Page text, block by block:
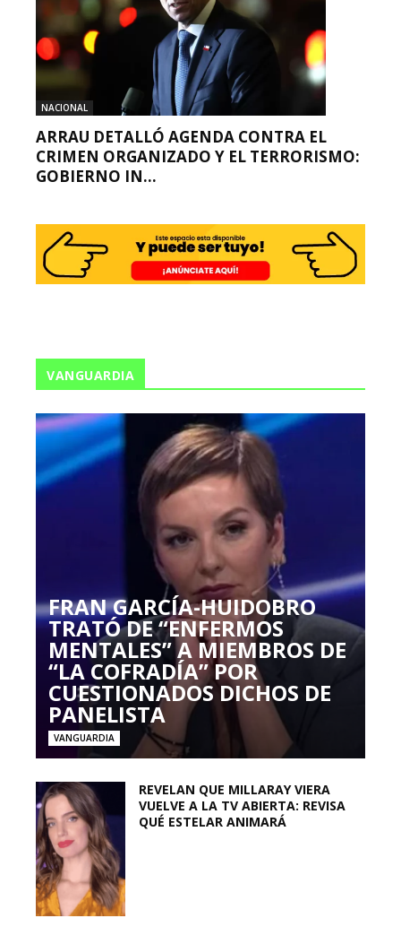
NACIONAL
ARRAU DETALLÓ AGENDA CONTRA EL
CRIMEN ORGANIZADO Y EL TERRORISMO:
GOBIERNO IN...
VANGUARDIA
FRAN GARCÍA-HUIDOBRO
TRATÓ DE “ENFERMOS
MENTALES” A MIEMBROS DE
“LA COFRADÍA” POR
CUESTIONADOS DICHOS DE
PANELISTA
VANGUARDIA
REVELAN QUE MILLARAY VIERA
VUELVE A LA TV ABIERTA: REVISA
QUÉ ESTELAR ANIMARÁ